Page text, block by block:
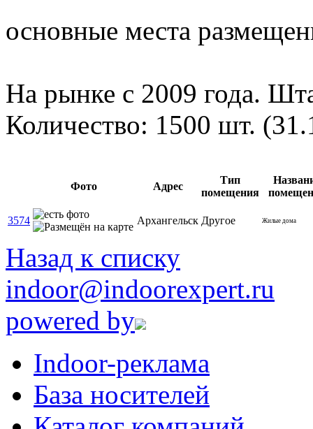
основные места
На рынке с 2009 года.
Количество: 1500 шт.
Фото Адрес
Тип
помещения
3574 Архангельск Другое Жилые дома
Назад к списку
indoor@indoorexpert.ru
powered by
Indoor-реклама
База носителей